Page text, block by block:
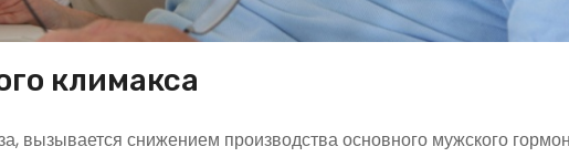
климакса
вызывается снижением производства основного мужского